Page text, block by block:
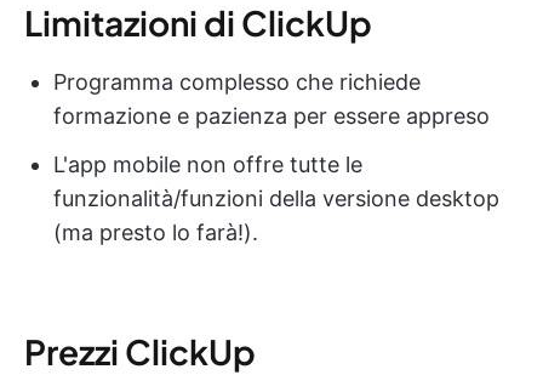
Limitazioni di ClickUp
Programma complesso che richiede
formazione e pazienza per essere appreso
L'app mobile non offre tutte le
funzionalità/funzioni della versione desktop
(ma presto lo farà!).
Prezzi ClickUp